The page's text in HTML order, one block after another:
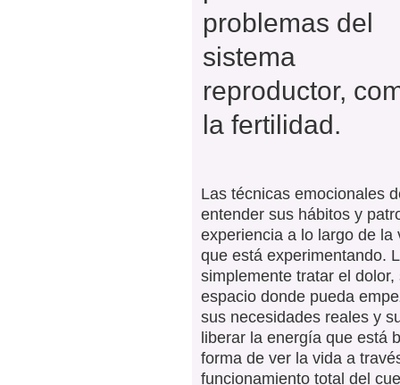
problemas del
sistema
reproductor,
la fertilidad.
Las técnicas emocionales
entender sus hábitos y
experiencia a lo largo de
que está experimentando.
simplemente tratar el
espacio donde pueda
sus necesidades reales y
liberar la energía que está
forma de ver la vida a
funcionamiento total del